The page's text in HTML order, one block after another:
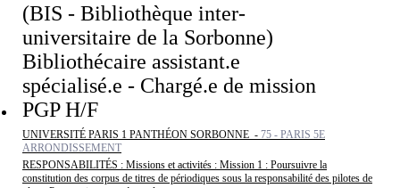
(BIS - Bibliothèque inter-
universitaire de la Sorbonne)
Bibliothécaire assistant.e
spécialisé.e - Chargé.e de mission
PGP H/F
UNIVERSITÉ PARIS 1 PANTHÉON SORBONNE - 75 - PARIS 5E
ARRONDISSEMENT
RESPONSABILITÉS : Missions et activités : Mission 1 : Poursuivre la
constitution des corpus de titres de périodiques sous la responsabilité des pilotes de